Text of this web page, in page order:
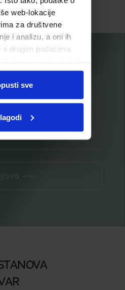
web-lokacije
za društvene
i analizu, a oni ih
s drugim podacima
usluge.
sve
Pročitaj više
i ekskluzivne promocije
listu za novosti
⟶